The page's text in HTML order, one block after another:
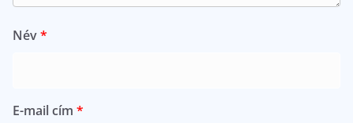
Név*
E-mail cím *